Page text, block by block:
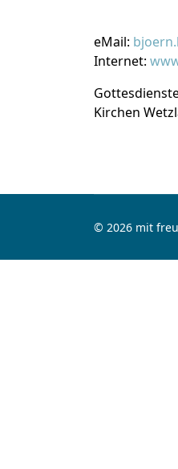
eMail:
Internet:
Kirchen
© 2026 mit